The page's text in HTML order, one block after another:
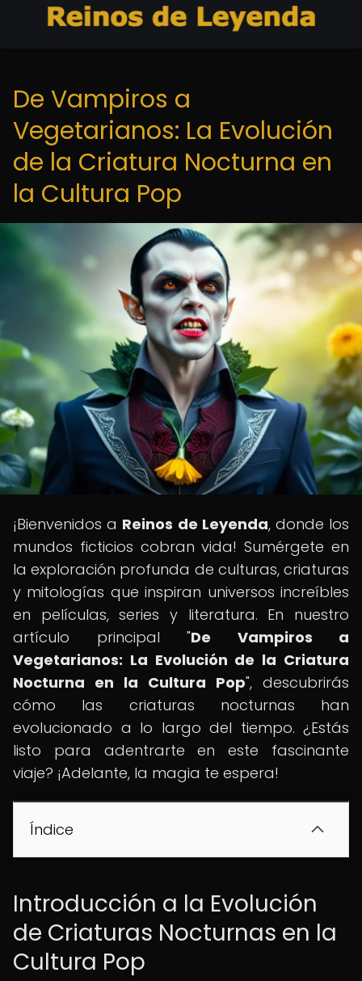
De Vampiros a
Vegetarianos: La Evolución
de la Criatura Nocturna en
la Cultura Pop
¡Bienvenidos a Reinos de Leyenda, donde los
mundos ficticios cobran vida! Sumérgete en
la exploración profunda de culturas, criaturas
y mitologías que inspiran universos increíbles
en películas, series y literatura. En nuestro
artículo principal "De Vampiros a
Vegetarianos: La Evolución de la Criatura
Nocturna en la Cultura Pop", descubrirás
cómo las criaturas nocturnas han
evolucionado a lo largo del tiempo. ¿Estás
listo para adentrarte en este fascinante
viaje? ¡Adelante, la magia te espera!
Índice
Introducción a la Evolución
de Criaturas Nocturnas en la
Cultura Pop